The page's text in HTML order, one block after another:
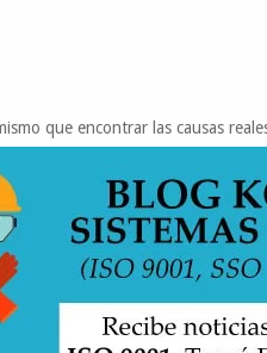
que encontrar las causas